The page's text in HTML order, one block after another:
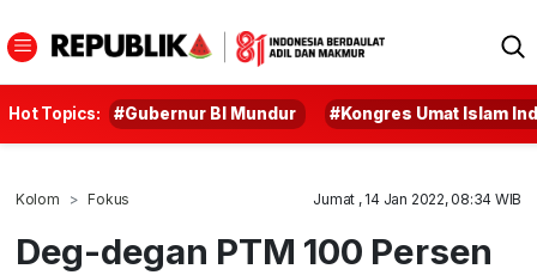
Hot Topics: #Gubernur BI Mundur #Kongres Umat Islam
Kolom Fokus Jumat , 14 Jan 2022, 08:34 WIB
Deg-degan PTM 100 Persen